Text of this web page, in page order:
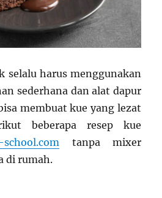
selalu harus menggunakan
sederhana dan alat dapur
membuat kue yang lezat
beberapa resep kue
tanpa mixer
di rumah.